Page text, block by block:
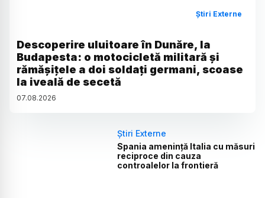
Știri Externe
Descoperire uluitoare în Dunăre, la
Budapesta: o motocicletă militară și
rămășițele a doi soldați germani, scoase
la iveală de secetă
07.08.2026
Știri Externe
Spania amenință Italia cu măsuri
reciproce din cauza
controalelor la frontieră